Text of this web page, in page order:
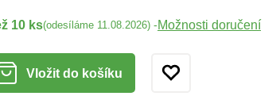
10 ks(odesíláme 11.08.2026) -Možnosti doručení
Vložit do košíku